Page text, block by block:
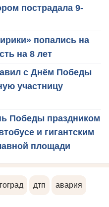
пострадала 9-
попались на
на 8 лет
с Днём Победы
участницу
Победы праздником
и гигантским
площади
дтп авария